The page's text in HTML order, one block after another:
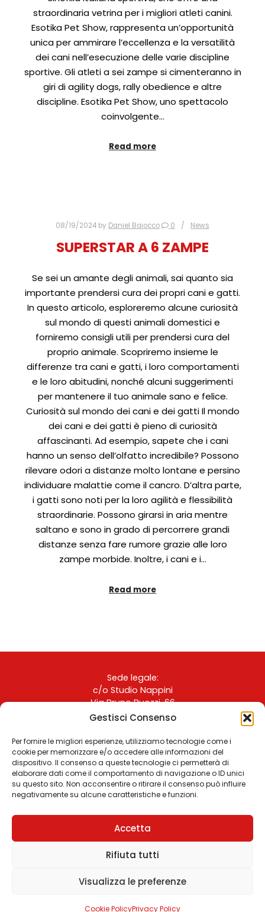
Gestisci Consenso
Per fornire le migliori esperienze, utilizziamo tecnologie come i
cookie per memorizzare e/o accedere alle informazioni del
dispositivo. Il consenso a queste tecnologie ci permetterà di
elaborare dati come il comportamento di navigazione o ID unici
su questo sito. Non acconsentire o ritirare il consenso può influire
negativamente su alcune caratteristiche e funzioni.
Accetta
Rifiuta tutti
Visualizza le preferenze
Cookie PolicyPrivacy Policy
straordinaria vetrina per i migliori atleti canini.
Esotika Pet Show, rappresenta un’opportunità
unica per ammirare l’eccellenza e la versatilità
dei cani nell’esecuzione delle varie discipline
sportive. Gli atleti a sei zampe si cimenteranno in
giri di agility dogs, rally obedience e altre
discipline. Esotika Pet Show, uno spettacolo
coinvolgente…
Read more
08/19/2024 by Daniel Baiocco 0 News
SUPERSTAR A 6 ZAMPE
Se sei un amante degli animali, sai quanto sia
importante prendersi cura dei propri cani e gatti.
In questo articolo, esploreremo alcune curiosità
sul mondo di questi animali domestici e
forniremo consigli utili per prendersi cura del
proprio animale. Scopriremo insieme le
differenze tra cani e gatti, i loro comportamenti
e le loro abitudini, nonché alcuni suggerimenti
per mantenere il tuo animale sano e felice.
Curiosità sul mondo dei cani e dei gatti Il mondo
dei cani e dei gatti è pieno di curiosità
affascinanti. Ad esempio, sapete che i cani
hanno un senso dell’olfatto incredibile? Possono
rilevare odori a distanze molto lontane e persino
individuare malattie come il cancro. D’altra parte,
i gatti sono noti per la loro agilità e flessibilità
straordinarie. Possono girarsi in aria mentre
saltano e sono in grado di percorrere grandi
distanze senza fare rumore grazie alle loro
zampe morbide. Inoltre, i cani e i…
Read more
Sede legale:
c/o Studio Nappini
Via Bruno Buozzi, 66
06061 Castiglione del Lago (PG)
© Copyright 2025 ASD PETS ITALY
P.IVA e C.F. 03427460542
Regolamento Fiere 2025/26
Cookie Policy
Powered by:maxxdesign web agency